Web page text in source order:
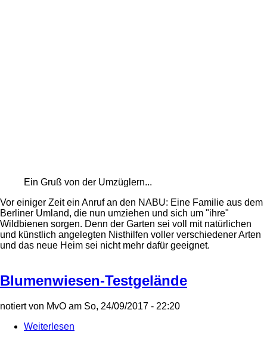
Ein Gruß von der Umzüglern...
Vor einiger Zeit ein Anruf an den NABU: Eine Familie aus dem
Berliner Umland, die nun umziehen und sich um "ihre"
Wildbienen sorgen. Denn der Garten sei voll mit natürlichen
und künstlich angelegten Nisthilfen voller verschiedener Arten
und das neue Heim sei nicht mehr dafür geeignet.
Blumenwiesen-Testgelände
notiert von MvO am So, 24/09/2017 - 22:20
Weiterlesen